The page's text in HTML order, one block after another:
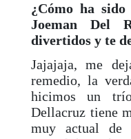
¿Cómo ha
Joeman Del
divertidos y te
Jajajaja, me
remedio, la
hicimos un trío
Dellacruz tiene
muy actual de